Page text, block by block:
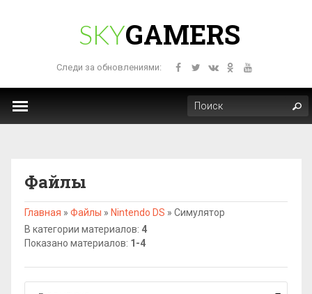
SKYGAMERS
Следи за обновлениями:
Файлы
Главная » Файлы » Nintendo DS » Симулятор
В категории материалов: 4
Показано материалов: 1-4